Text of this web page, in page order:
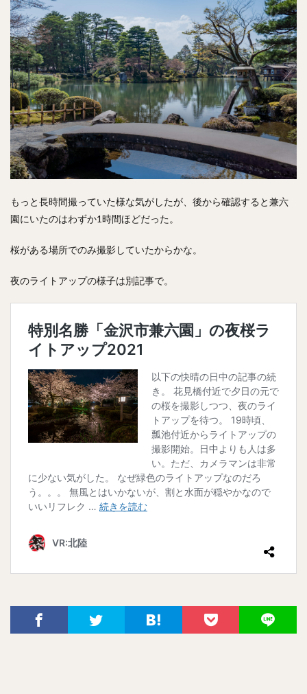
もっと長時間撮っていた様な気がしたが、後から確認すると兼六
園にいたのはわずか1時間ほどだった。
桜がある場所でのみ撮影していたからかな。
夜のライトアップの様子は別記事で。